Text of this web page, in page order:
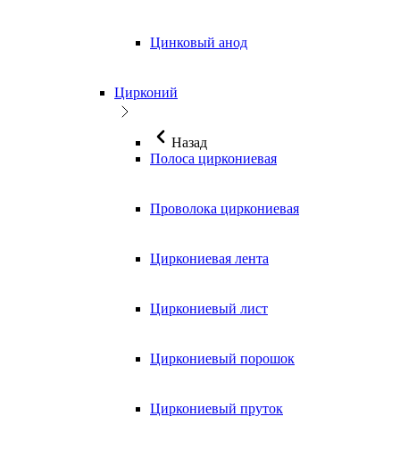
Цинковый анод
Цирконий
Назад
Полоса циркониевая
Проволока циркониевая
Циркониевая лента
Циркониевый лист
Циркониевый порошок
Циркониевый пруток